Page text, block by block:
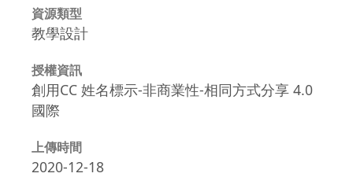
資源類型
教學設計
授權資訊
創用CC 姓名標示-非商業性-相同方式分享 4.0
國際
上傳時間
2020-12-18